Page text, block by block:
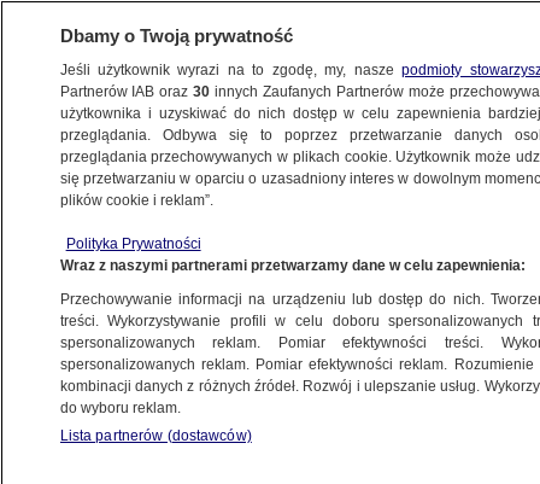
ŚWIAT
doradczej i szkoleniowej w Republice
Środkowoafrykańskiej
30.07.2022, 08:53
Udostępnij
Dbamy o Twoją prywatność
Jeśli użytkownik wyrazi na to zgodę, my, naszepodmioty
Partnerów IAB oraz30 innych Zaufanych Partnerów może
użytkownika i uzyskiwać do nich dostęp w celu zapewnienia
przeglądania. Odbywa się to poprzez przetwarzanie danych
przeglądania przechowywanych w plikach cookie. Użytkownik może
się przetwarzaniu w oparciu o uzasadniony interes w dowolnym
plików cookie i reklam”.
Polityka Prywatności
Wraz z naszymi partnerami przetwarzamy dane w celu zapewnienia:
Przechowywanie informacji na urządzeniu lub dostęp do nich.
treści. Wykorzystywanie profili w celu doboru spersonalizowanych
spersonalizowanych reklam. Pomiar efektywności treści.
spersonalizowanych reklam. Pomiar efektywności reklam.
kombinacji danych z różnych źródeł. Rozwój i ulepszanie usług.
do wyboru reklam.
Lista partnerów (dostawców)